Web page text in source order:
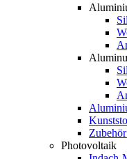
Photovoltaik